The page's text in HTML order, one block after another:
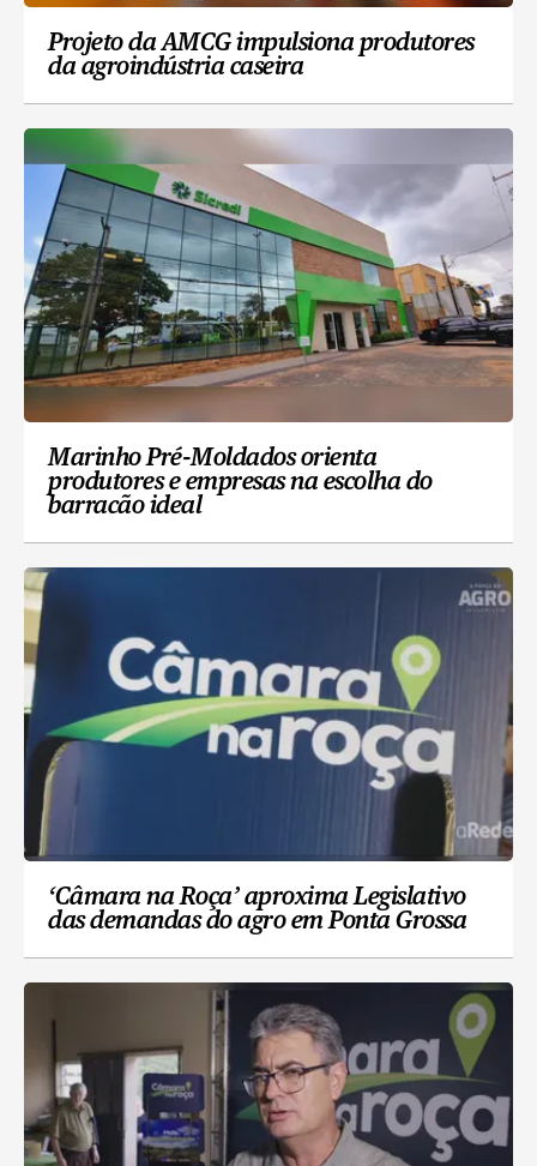
Projeto da AMCG impulsiona produtores
da agroindústria caseira
Marinho Pré-Moldados orienta
produtores e empresas na escolha do
barracão ideal
‘Câmara na Roça’ aproxima Legislativo
das demandas do agro em Ponta Grossa